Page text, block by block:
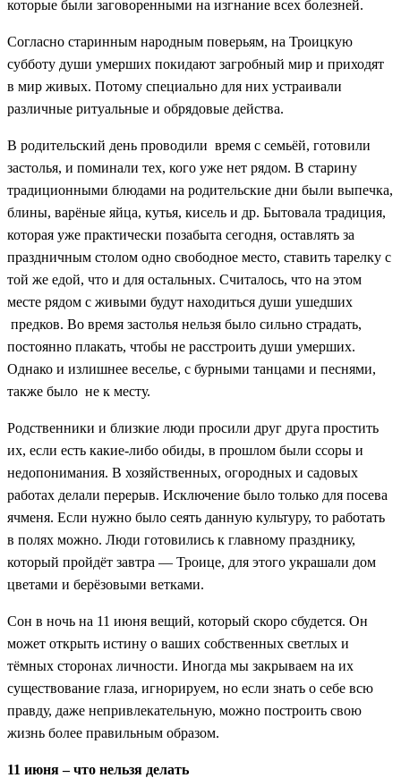
которые были заговоренными на изгнание всех болезней.
Согласно старинным народным поверьям, на Троицкую
субботу души умерших покидают загробный мир и приходят
в мир живых. Потому специально для них устраивали
различные ритуальные и обрядовые действа.
В родительский день проводили время с семьёй, готовили
застолья, и поминали тех, кого уже нет рядом. В старину
традиционными блюдами на родительские дни были выпечка,
блины, варёные яйца, кутья, кисель и др. Бытовала традиция,
которая уже практически позабыта сегодня, оставлять за
праздничным столом одно свободное место, ставить тарелку с
той же едой, что и для остальных. Считалось, что на этом
месте рядом с живыми будут находиться души ушедших
предков. Во время застолья нельзя было сильно страдать,
постоянно плакать, чтобы не расстроить души умерших.
Однако и излишнее веселье, с бурными танцами и песнями,
также было не к месту.
Родственники и близкие люди просили друг друга простить
их, если есть какие-либо обиды, в прошлом были ссоры и
недопонимания. В хозяйственных, огородных и садовых
работах делали перерыв. Исключение было только для посева
ячменя. Если нужно было сеять данную культуру, то работать
в полях можно. Люди готовились к главному празднику,
который пройдёт завтра — Троице, для этого украшали дом
цветами и берёзовыми ветками.
Сон в ночь на 11 июня вещий, который скоро сбудется. Он
может открыть истину о ваших собственных светлых и
тёмных сторонах личности. Иногда мы закрываем на их
существование глаза, игнорируем, но если знать о себе всю
правду, даже непривлекательную, можно построить свою
жизнь более правильным образом.
11 июня – что нельзя делать